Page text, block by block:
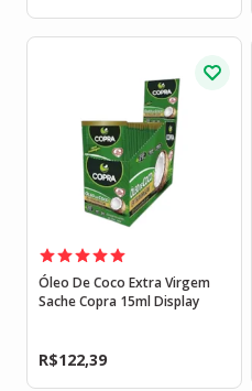
Óleo De Coco Extra Virgem
Sache Copra 15ml Display
R$122,39